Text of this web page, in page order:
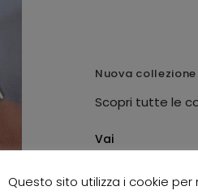
Nuova collezione
Scopri tutte le
Vai
Questo sito utilizza i cookie